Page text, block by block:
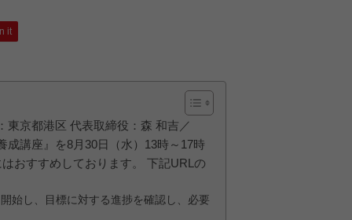
it
東京都港区 代表取締役：森 和吉／
講座』を8月30日（水）13時～17時
おすすめしております。 下記URLの
始し、目標に対する進捗を確認し、必要